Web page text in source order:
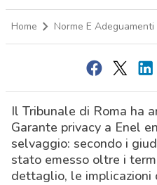
Home Norme E Adeguamenti
Il Tribunale di Roma ha
Garante privacy a Enel
selvaggio: secondo i
stato emesso oltre i
dettaglio, le implicazioni